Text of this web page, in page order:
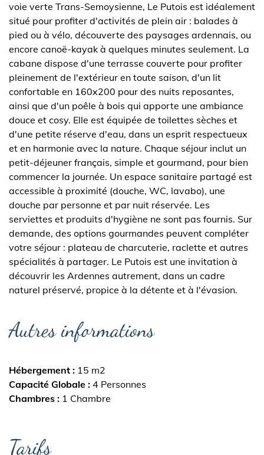
voie verte Trans-Semoysienne, Le Putois est idéalement
situé pour profiter d'activités de plein air : balades à
pied ou à vélo, découverte des paysages ardennais, ou
encore canoë-kayak à quelques minutes seulement. La
cabane dispose d'une terrasse couverte pour profiter
pleinement de l'extérieur en toute saison, d'un lit
confortable en 160x200 pour des nuits reposantes,
ainsi que d'un poêle à bois qui apporte une ambiance
douce et cosy. Elle est équipée de toilettes sèches et
d'une petite réserve d'eau, dans un esprit respectueux
et en harmonie avec la nature. Chaque séjour inclut un
petit-déjeuner français, simple et gourmand, pour bien
commencer la journée. Un espace sanitaire partagé est
accessible à proximité (douche, WC, lavabo), une
douche par personne et par nuit réservée. Les
serviettes et produits d'hygiène ne sont pas fournis. Sur
demande, des options gourmandes peuvent compléter
votre séjour : plateau de charcuterie, raclette et autres
spécialités à partager. Le Putois est une invitation à
découvrir les Ardennes autrement, dans un cadre
naturel préservé, propice à la détente et à l'évasion.
Autres informations
Hébergement
15 m2
Capacité Globale 4 Personnes
Chambres
1 Chambre
Tarifs